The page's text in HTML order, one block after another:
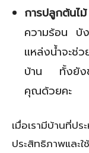
การปลูกต้นไม้
ความร้อน บั
แหล่งน้ำจะช่ว
บ้าน ทั้งยังช่
คุณด้วยคะ
เมื่อเรามีบ้าน
ประสิทธิภาพแล